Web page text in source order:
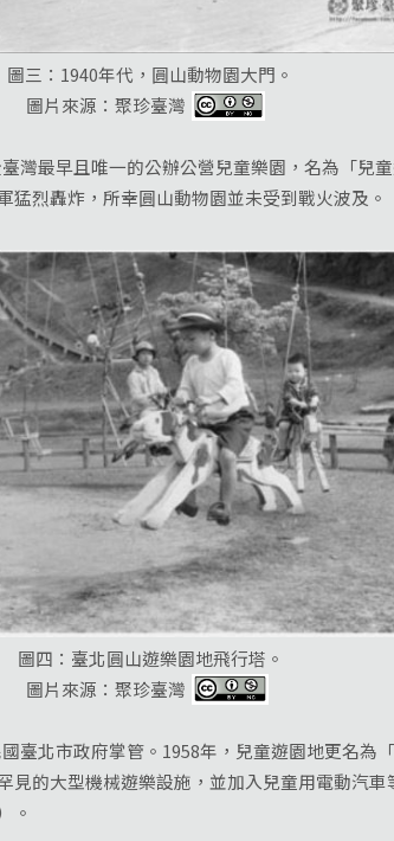
圖三：1940年代，圓山動物園大門。
圖片來源：聚珍臺灣
最早且唯一的公辦公營兒童樂園，名為「兒
烈轟炸，所幸圓山動物園並未受到戰火波及。
圖四：臺北圓山遊樂園地飛行塔。
圖片來源：聚珍臺灣
北市政府掌管。1958年，兒童遊園地更名為
見的大型機械遊樂設施，並加入兒童用電動汽
。